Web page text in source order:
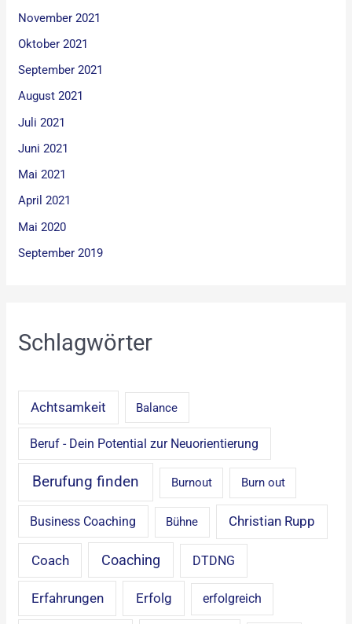
November 2021
Oktober 2021
September 2021
August 2021
Juli 2021
Juni 2021
Mai 2021
April 2021
Mai 2020
September 2019
Schlagwörter
Achtsamkeit Balance
Beruf - Dein Potential zur Neuorientierung
Berufung finden Burnout Burn out
Business Coaching Bühne Christian Rupp
Coach Coaching DTDNG
Erfahrungen Erfolg erfolgreich